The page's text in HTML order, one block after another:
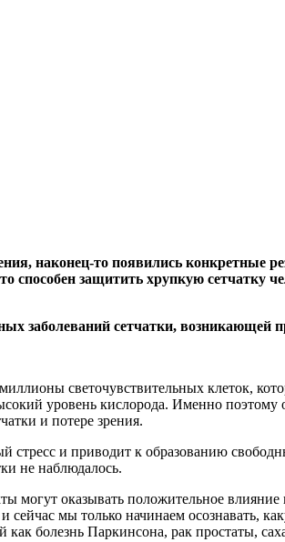
наконец-то появились конкретные
способен защитить хрупкую сетчатку
заболеваний сетчатки, возникающей
светочувствительных клеток,
уровень кислорода. Именно поэтому
и потере зрения.
и приводит к образованию
не наблюдалось.
оказывать положительное
мы только начинаем осознавать,
болезнь Паркинсона, рак простаты,